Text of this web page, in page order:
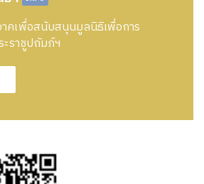
คเพื่อสนับสนุนมูลนิธิเพื่อการ
ราชูปถัมภ์ฯ